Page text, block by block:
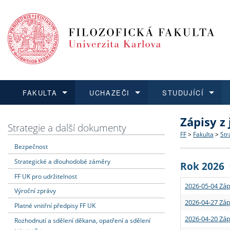
FAKULTA
Dozvědět se více
Struktura
Strategie
Podpora
UCHAZEČI
Podat přihlášku
Co
Učitelské
STUDUJÍCÍ
Dozvědět se více
Rigorózní
Dozvědět se více
O vědě a
Granty a
Dozvědět se více
Aktuální
Strategie a další dokumenty
Bezpečnost
Strategické a dlouhodobé záměry
FF UK pro udržitelnost
Výroční zprávy
Platné vnitřní předpisy FF UK
Rozhodnutí a sdělení děkana, opatření a sdělení
Zápisy
FF > Fakulta >
Rok 2026
2026-05-04
2026-04-27
2026-04-20